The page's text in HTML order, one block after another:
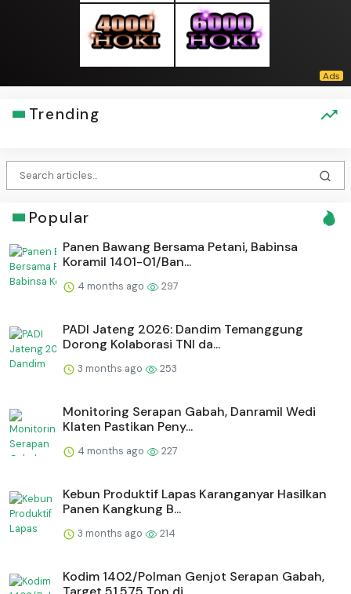
Trending
Popular
Panen Bawang Bersama Petani, Babinsa
Koramil 1401-01/Ban...
4 months ago 297
PADI Jateng 2026: Dandim Temanggung
Dorong Kolaborasi TNI da...
3 months ago 253
Monitoring Serapan Gabah, Danramil Wedi
Klaten Pastikan Peny...
4 months ago 227
⁠Kebun Produktif Lapas Karanganyar Hasilkan
Panen Kangkung B...
3 months ago 214
Kodim 1402/Polman Genjot Serapan Gabah,